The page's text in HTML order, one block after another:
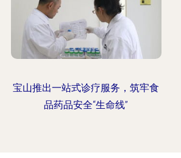
宝山推出一站式诊疗服务，筑牢食
品药品安全“生命线”